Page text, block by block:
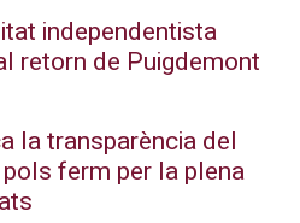
independentista
retorn de Puigdemont
la transparència del
ferm per la plena